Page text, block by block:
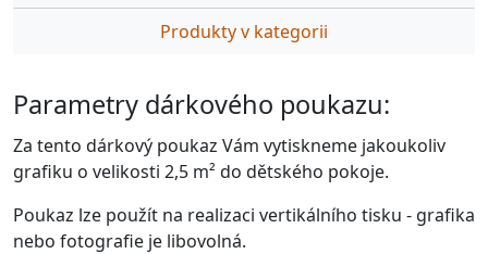
Produkty v kategorii
Parametry dárkového poukazu:
Za tento dárkový poukaz Vám vytiskneme jakoukoliv
grafiku o velikosti 2,5 m² do dětského pokoje.
Poukaz lze použít na realizaci vertikálního tisku - grafika
nebo fotografie je libovolná.